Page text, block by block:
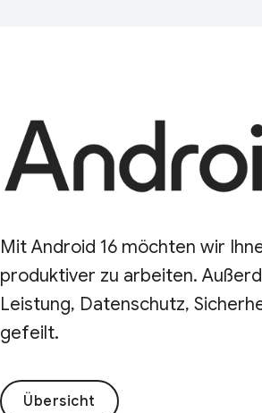
Mit Android 16 möchten wir
produktiver zu arbeiten.
Leistung, Datenschutz,
gefeilt.
Übersicht